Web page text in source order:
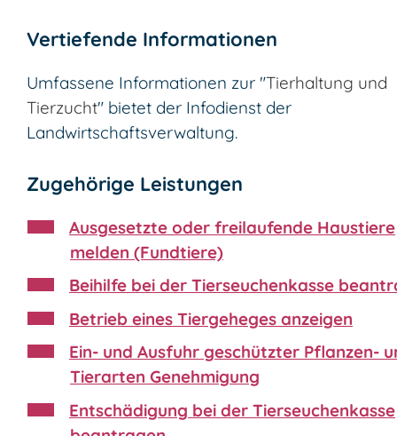
Vertiefende Informationen
Umfassene Informationen zur "Tierhaltung und
Tierzucht" bietet der Infodienst der
Landwirtschaftsverwaltung.
Zugehörige Leistungen
Ausgesetzte oder freilaufende Haustiere
melden (Fundtiere)
Beihilfe bei der Tierseuchenkasse
Betrieb eines Tiergeheges anzeigen
Ein- und Ausfuhr geschützter Pflanzen-
Tierarten Genehmigung
Entschädigung bei der Tierseuchenkasse